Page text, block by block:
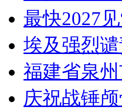
最快2027
埃及强烈
福建省泉
庆祝战锤